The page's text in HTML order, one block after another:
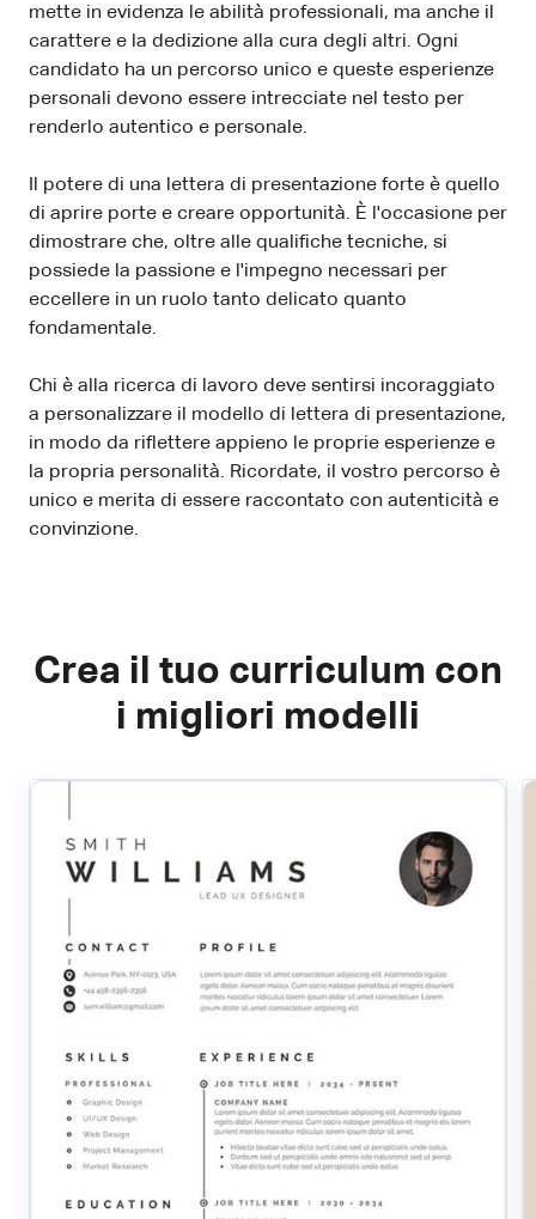
mette in evidenza le abilità professionali, ma anche il
carattere e la dedizione alla cura degli altri. Ogni
candidato ha un percorso unico e queste esperienze
personali devono essere intrecciate nel testo per
renderlo autentico e personale.
Il potere di una lettera di presentazione forte è quello
di aprire porte e creare opportunità. È l'occasione per
dimostrare che, oltre alle qualifiche tecniche, si
possiede la passione e l'impegno necessari per
eccellere in un ruolo tanto delicato quanto
fondamentale.
Chi è alla ricerca di lavoro deve sentirsi incoraggiato
a personalizzare il modello di lettera di presentazione,
in modo da riflettere appieno le proprie esperienze e
la propria personalità. Ricordate, il vostro percorso è
unico e merita di essere raccontato con autenticità e
convinzione.
Crea il tuo curriculum con
i migliori modelli